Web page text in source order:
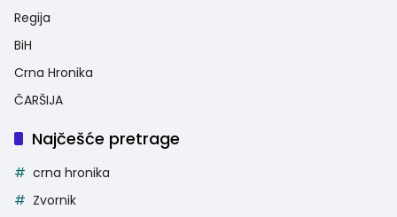
Regija
BiH
Crna Hronika
ČARŠIJA
Najčešće pretrage
crna hronika
Zvornik